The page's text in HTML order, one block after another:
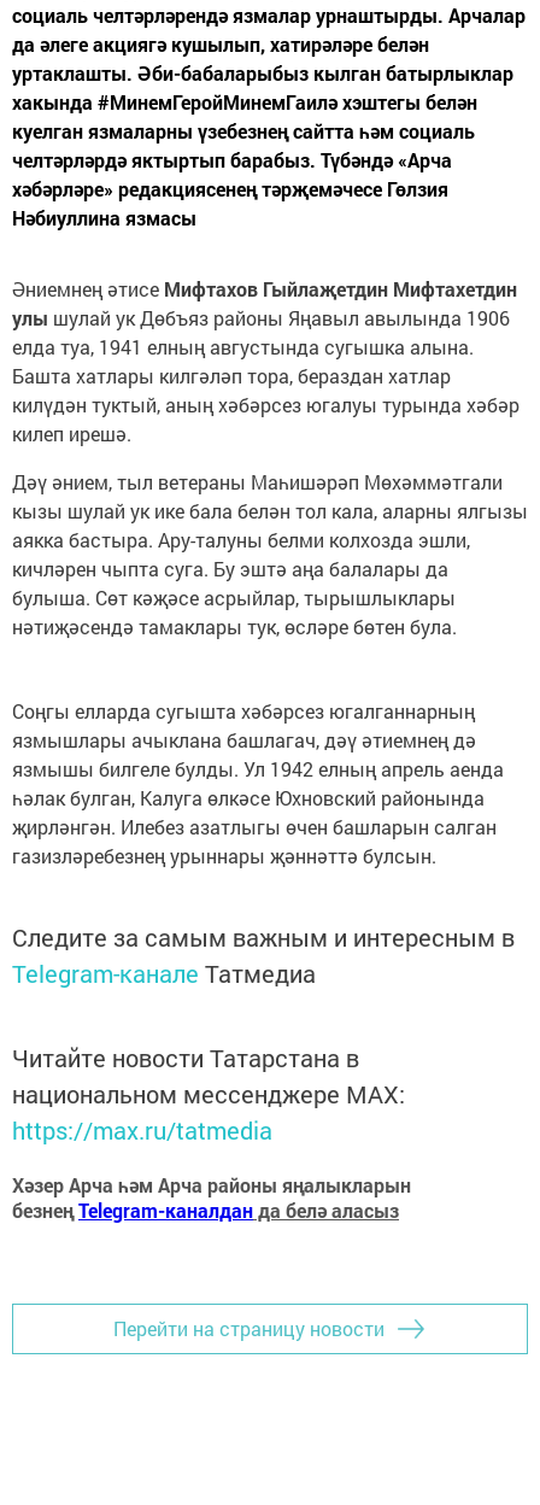
социаль челтәрләрендә язмалар урнаштырды. Арчалар
да әлеге акциягә кушылып, хатирәләре белән
уртаклашты. Әби-бабаларыбыз кылган батырлыклар
хакында #МинемГеройМинемГаилә хэштегы белән
куелган язмаларны үзебезнең сайтта һәм социаль
челтәрләрдә яктыртып барабыз. Түбәндә «Арча
хәбәрләре» редакциясенең тәрҗемәчесе Гөлзия
Нәбиуллина язмасы
Әниемнең әтисе Мифтахов Гыйлаҗетдин Мифтахетдин
улы шулай ук Дөбъяз районы Яңавыл авылында 1906
елда туа, 1941 елның августында сугышка алына.
Башта хатлары килгәләп тора, бераздан хатлар
килүдән туктый, аның хәбәрсез югалуы турында хәбәр
килеп ирешә.
Дәү әнием, тыл ветераны Маһишәрәп Мөхәммәтгали
кызы шулай ук ике бала белән тол кала, аларны ялгызы
аякка бастыра. Ару-талуны белми колхозда эшли,
кичләрен чыпта суга. Бу эштә аңа балалары да
булыша. Сөт кәҗәсе асрыйлар, тырышлыклары
нәтиҗәсендә тамаклары тук, өсләре бөтен була.
Соңгы елларда сугышта хәбәрсез югалганнарның
язмышлары ачыклана башлагач, дәү әтиемнең дә
язмышы билгеле булды. Ул 1942 елның апрель аенда
һәлак булган, Калуга өлкәсе Юхновский районында
җирләнгән. Илебез азатлыгы өчен башларын салган
газизләребезнең урыннары җәннәттә булсын.
Следите за самым важным и интересным в
Telegram-канале Татмедиа
Читайте новости Татарстана в
национальном мессенджере MАХ:
https://max.ru/tatmedia
Хәзер Арча һәм Арча районы яңалыкларын
безнеңTelegram-каналданда белә аласыз
Перейти на страницу новости